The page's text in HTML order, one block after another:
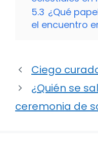
5.3 ¿Qué
el encuentro
Ciego
¿Quién se
ceremonia de